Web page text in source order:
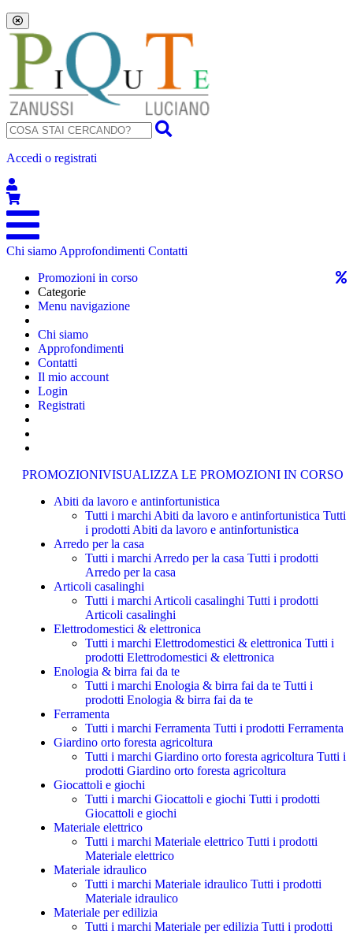
Accedi o registrati
Chi siamo Approfondimenti Contatti
Promozioni in corso
Categorie
Menu navigazione
Chi siamo
Approfondimenti
Contatti
Il mio account
Login
Registrati
PROMOZIONIVISUALIZZA LE PROMOZIONI IN CORSO
Abiti da lavoro e antinfortunistica
Tutti i marchi Abiti da lavoro e antinfortunistica Tutti
i prodotti Abiti da lavoro e antinfortunistica
Arredo per la casa
Tutti i marchi Arredo per la casa Tutti i prodotti
Arredo per la casa
Articoli casalinghi
Tutti i marchi Articoli casalinghi Tutti i prodotti
Articoli casalinghi
Elettrodomestici & elettronica
Tutti i marchi Elettrodomestici & elettronica Tutti i
prodotti Elettrodomestici & elettronica
Enologia & birra fai da te
Tutti i marchi Enologia & birra fai da te Tutti i
prodotti Enologia & birra fai da te
Ferramenta
Tutti i marchi Ferramenta Tutti i prodotti Ferramenta
Giardino orto foresta agricoltura
Tutti i marchi Giardino orto foresta agricoltura Tutti i
prodotti Giardino orto foresta agricoltura
Giocattoli e giochi
Tutti i marchi Giocattoli e giochi Tutti i prodotti
Giocattoli e giochi
Materiale elettrico
Tutti i marchi Materiale elettrico Tutti i prodotti
Materiale elettrico
Materiale idraulico
Tutti i marchi Materiale idraulico Tutti i prodotti
Materiale idraulico
Materiale per edilizia
Tutti i marchi Materiale per edilizia Tutti i prodotti